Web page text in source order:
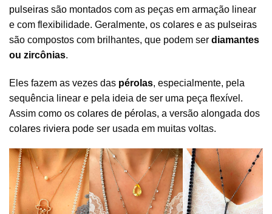
pulseiras são montados com as peças em armação linear
e com flexibilidade. Geralmente, os colares e as pulseiras
são compostos com brilhantes, que podem ser diamantes
ou zircônias.
Eles fazem as vezes das pérolas, especialmente, pela
sequência linear e pela ideia de ser uma peça flexível.
Assim como os colares de pérolas, a versão alongada dos
colares riviera pode ser usada em muitas voltas.